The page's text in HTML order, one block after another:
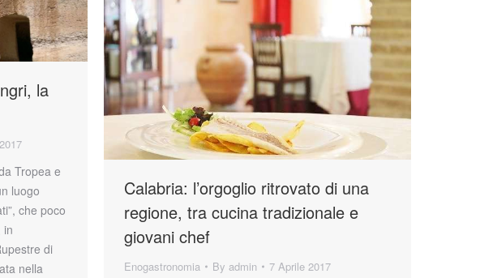
la
Tropea e
luogo
che poco
in
di
nella
Calabria: l’orgoglio ritrovato di una
regione, tra cucina tradizionale e
giovani chef
Enogastronomia By admin 7 Aprile 2017